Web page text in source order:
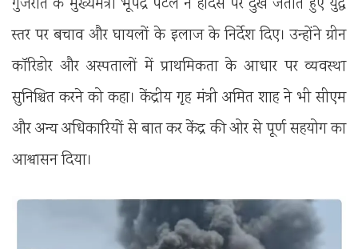
गुजरात के मुख्यमंत्री भूपेंद्र पटेल ने हादसे पर दुख जताते हुए युद्ध
स्तर पर बचाव और घायलों के इलाज के निर्देश दिए। उन्होंने ग्रीन
कॉरिडोर और अस्पतालों में प्राथमिकता के आधार पर व्यवस्था
सुनिश्चित करने को कहा। केंद्रीय गृह मंत्री अमित शाह ने भी सीएम
और अन्य अधिकारियों से बात कर केंद्र की ओर से पूर्ण सहयोग का
आश्वासन दिया।